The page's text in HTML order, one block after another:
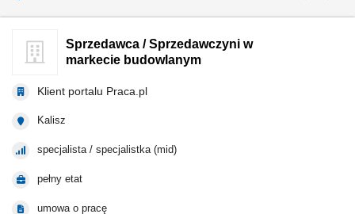
Sprzedawca / Sprzedawczyni w
markecie budowlanym
Klient portalu Praca.pl
Kalisz
specjalista / specjalistka (mid)
pełny etat
umowa o pracę